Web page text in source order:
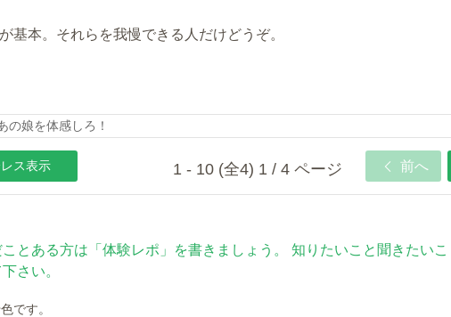
基本。それらを我慢できる人だけどうぞ。
の娘を体感しろ！
ス表示 1 - 10 (全4) 1 / 4 ページ 前へ
とある方は「体験レポ」を書きましょう。 知りたいこと聞きたいこ
さい。
です。